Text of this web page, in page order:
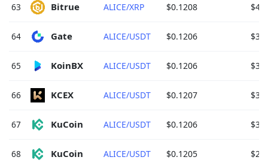
63 Bitrue ALICE/XRP $0.1208
64 Gate ALICE/USDT $0.1206
65 KoinBX ALICE/USDT $0.1206
66 KCEX ALICE/USDT $0.1207
67 KuCoin ALICE/USDT $0.1206
68 KuCoin ALICE/USDT $0.1205